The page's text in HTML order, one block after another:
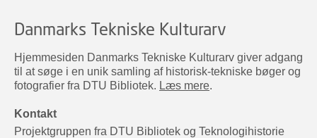
Danmarks Tekniske Kulturarv
Hjemmesiden Danmarks Tekniske Kulturarv giver adgang
til at søge i en unik samling af historisk-tekniske bøger og
fotografier fra DTU Bibliotek. Læs mere.
Kontakt
Projektgruppen fra DTU Bibliotek og Teknologihistorie